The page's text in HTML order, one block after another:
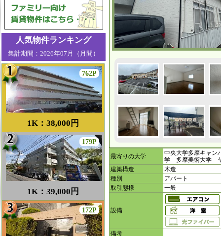
最寄りの大学
中央大学多摩キャ
学 多摩美術大学
建築構造
木造
種別
アパート
取引態様
一般
設備
備考
人気物件ランキング
集計期間：2026年07月（月間）
1K：38,000円
762P
1K：39,000円
179P
172P